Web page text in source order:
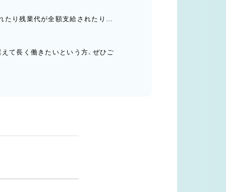
たり残業代が全額支給されたり…
て長く働きたいという方、ぜひご